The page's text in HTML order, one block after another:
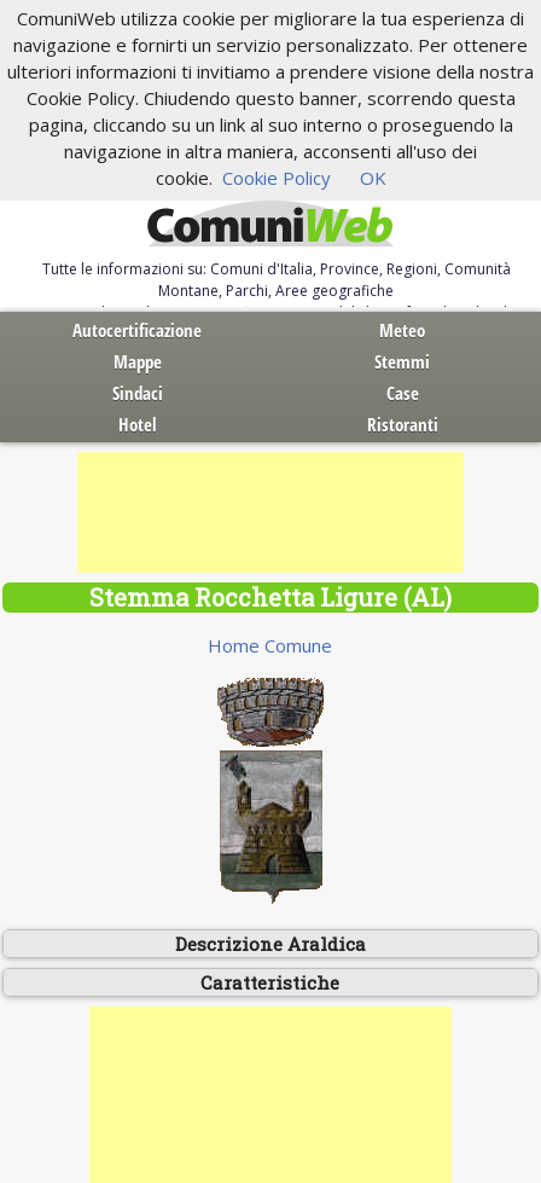
ComuniWeb utilizza cookie per migliorare la tua esperienza di
navigazione e fornirti un servizio personalizzato. Per ottenere
ulteriori informazioni ti invitiamo a prendere visione della nostra
Cookie Policy. Chiudendo questo banner, scorrendo questa
pagina, cliccando su un link al suo interno o proseguendo la
navigazione in altra maniera, acconsenti all'uso dei
cookie. Cookie Policy OK
Tutte le informazioni su: Comuni d'Italia, Province, Regioni, Comunità
Montane, Parchi, Aree geografiche
Servizi al Cittadino. Autocertificazione, moduli, leggi, free download
Autocertificazione
Meteo
Mappe
Stemmi
Sindaci
Case
Hotel
Ristoranti
Stemma Rocchetta Ligure (AL)
Home Comune
Descrizione Araldica
Caratteristiche